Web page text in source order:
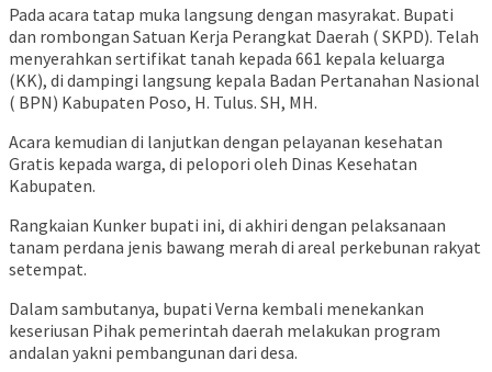
Pada acara tatap muka langsung dengan masyrakat. Bupati
dan rombongan Satuan Kerja Perangkat Daerah ( SKPD). Telah
menyerahkan sertifikat tanah kepada 661 kepala keluarga
(KK), di dampingi langsung kepala Badan Pertanahan Nasional
( BPN) Kabupaten Poso, H. Tulus. SH, MH.
Acara kemudian di lanjutkan dengan pelayanan kesehatan
Gratis kepada warga, di pelopori oleh Dinas Kesehatan
Kabupaten.
Rangkaian Kunker bupati ini, di akhiri dengan pelaksanaan
tanam perdana jenis bawang merah di areal perkebunan rakyat
setempat.
Dalam sambutanya, bupati Verna kembali menekankan
keseriusan Pihak pemerintah daerah melakukan program
andalan yakni pembangunan dari desa.